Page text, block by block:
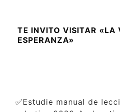
TE INVITO VISITAR «LA
ESPERANZA»
✅Estudie manual de